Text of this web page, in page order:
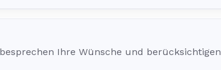
Ihre Wünsche und berücksichtigen